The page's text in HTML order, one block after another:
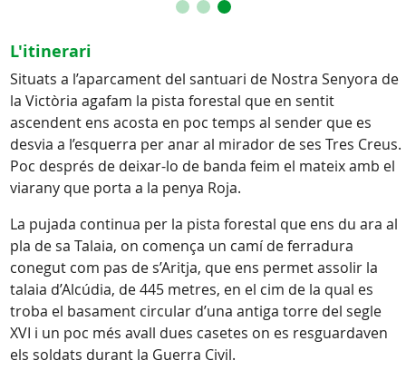
L'itinerari
Situats a l’aparcament del santuari de Nostra Senyora de
la Victòria agafam la pista forestal que en sentit
ascendent ens acosta en poc temps al sender que es
desvia a l’esquerra per anar al mirador de ses Tres Creus.
Poc després de deixar-lo de banda feim el mateix amb el
viarany que porta a la penya Roja.
La pujada continua per la pista forestal que ens du ara al
pla de sa Talaia, on comença un camí de ferradura
conegut com pas de s’Aritja, que ens permet assolir la
talaia d’Alcúdia, de 445 metres, en el cim de la qual es
troba el basament circular d’una antiga torre del segle
XVI i un poc més avall dues casetes on es resguardaven
els soldats durant la Guerra Civil.